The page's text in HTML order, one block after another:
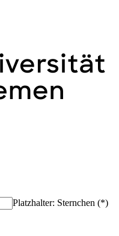
Platzhalter: Sternchen (*)